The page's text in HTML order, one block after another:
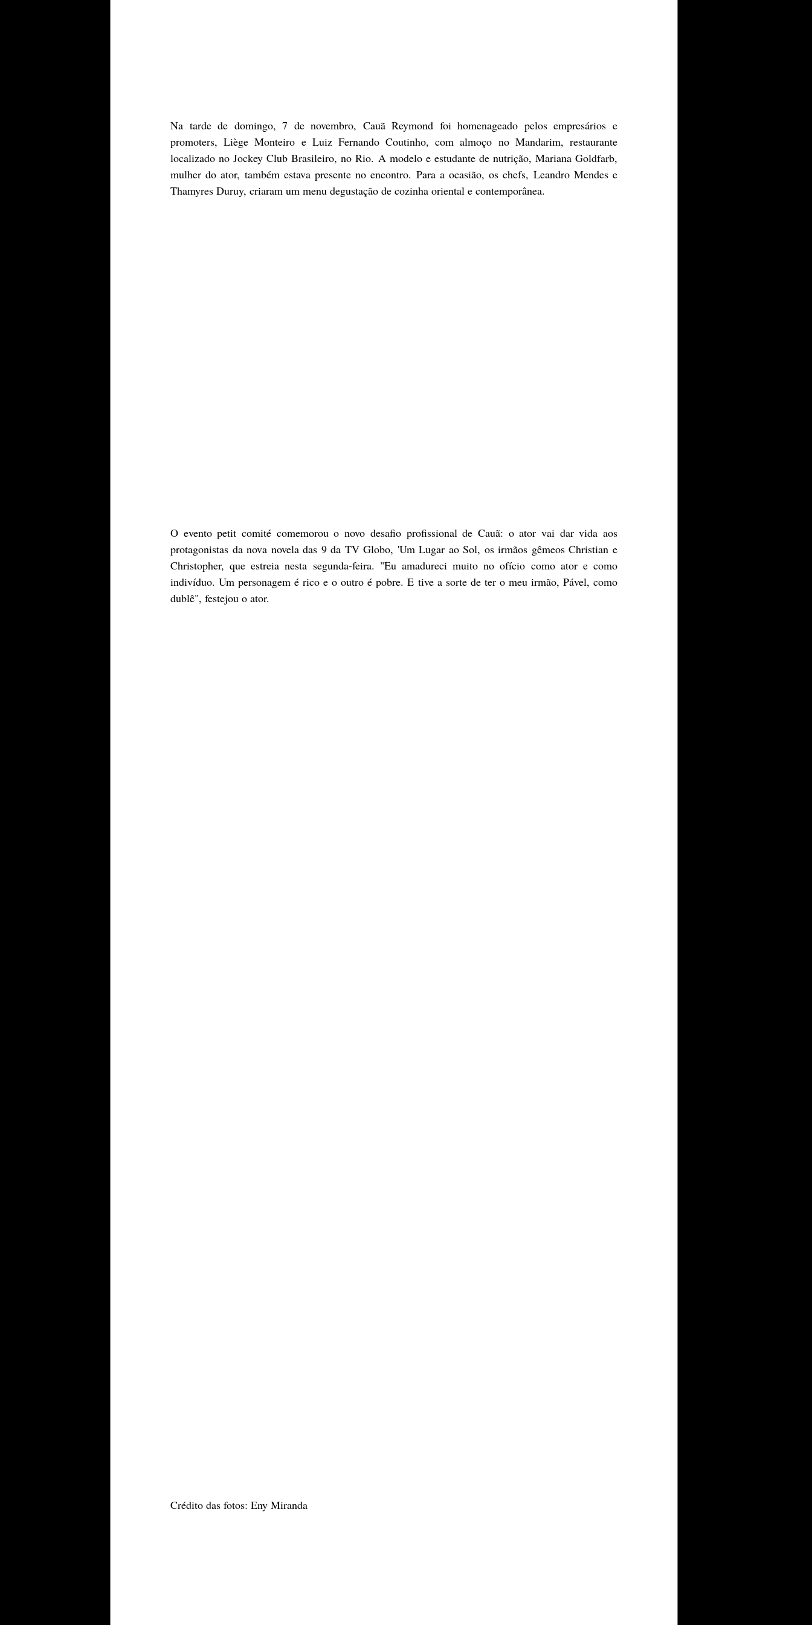
Na tarde de domingo, 7 de novembro, Cauã Reymond foi homenageado pelos empresários e
promoters, Liège Monteiro e Luiz Fernando Coutinho, com almoço no Mandarim, restaurante
localizado no Jockey Club Brasileiro, no Rio. A modelo e estudante de nutrição, Mariana Goldfarb,
mulher do ator, também estava presente no encontro. Para a ocasião, os chefs, Leandro Mendes e
Thamyres Duruy, criaram um menu degustação de cozinha oriental e contemporânea.
O evento petit comité comemorou o novo desafio profissional de Cauã: o ator vai dar vida aos
protagonistas da nova novela das 9 da TV Globo, 'Um Lugar ao Sol, os irmãos gêmeos Christian e
Christopher, que estreia nesta segunda-feira. "Eu amadureci muito no ofício como ator e como
indivíduo. Um personagem é rico e o outro é pobre. E tive a sorte de ter o meu irmão, Pável, como
dublê", festejou o ator.
Crédito das fotos: Eny Miranda